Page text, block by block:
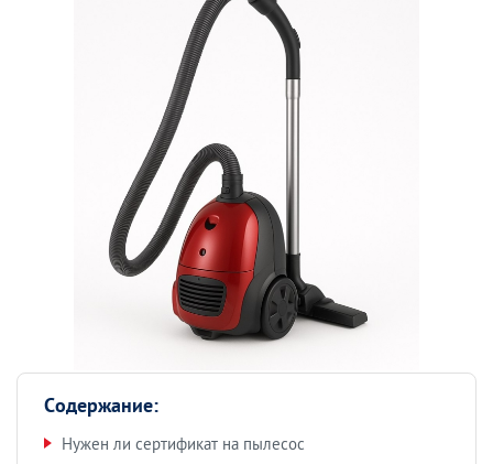
Содержание:
Нужен ли сертификат на пылесос